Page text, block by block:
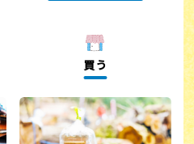
買う